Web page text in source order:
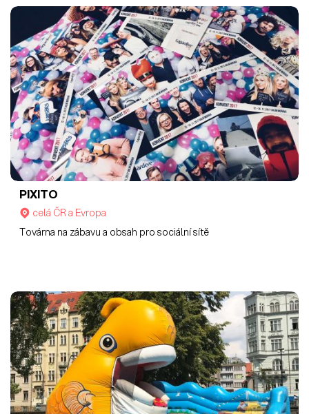
PIXITO
celá ČR a Evropa
Továrna na zábavu a obsah pro sociální sítě